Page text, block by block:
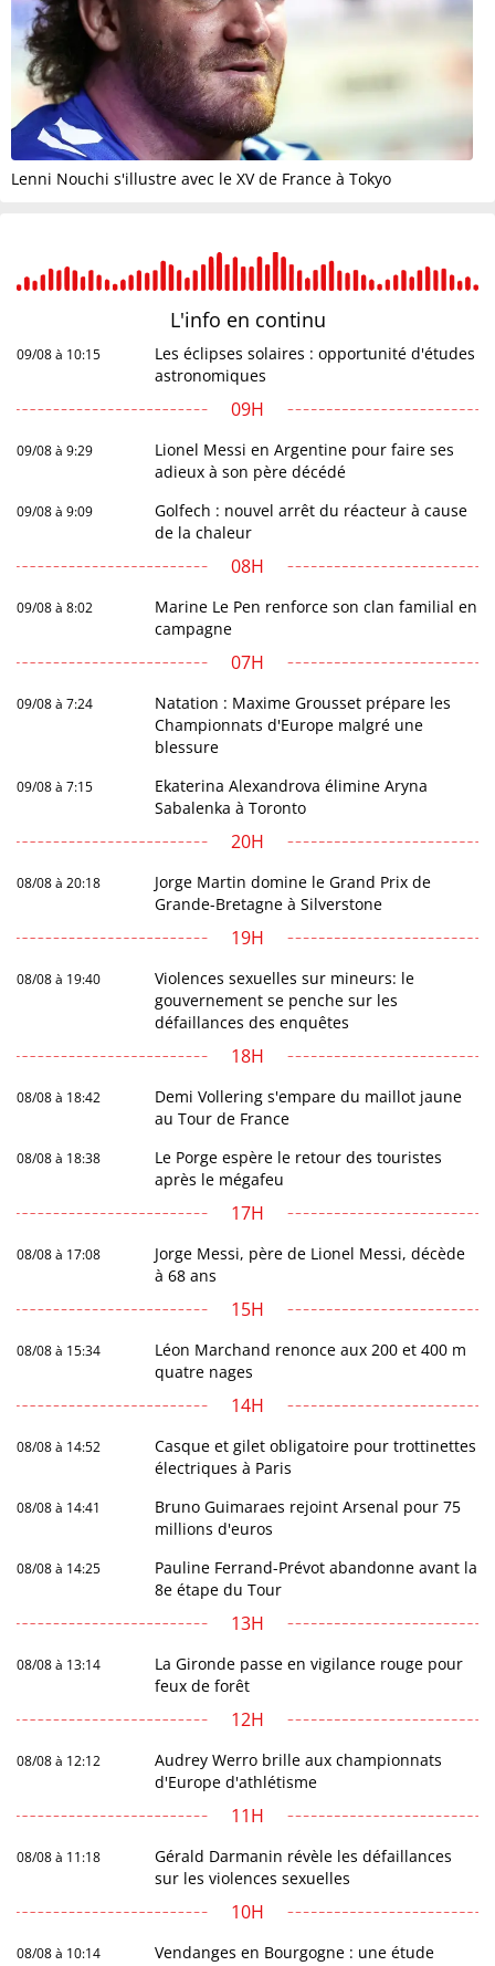
Lenni Nouchi s'illustre avec le XV de France à Tokyo
L'info en continu
09/08 à 10:15
Les éclipses solaires : opportunité d'études
astronomiques
09H
09/08 à 9:29
Lionel Messi en Argentine pour faire ses
adieux à son père décédé
09/08 à 9:09
Golfech : nouvel arrêt du réacteur à cause
de la chaleur
08H
09/08 à 8:02
Marine Le Pen renforce son clan familial en
campagne
07H
09/08 à 7:24
Natation : Maxime Grousset prépare les
Championnats d'Europe malgré une
blessure
09/08 à 7:15
Ekaterina Alexandrova élimine Aryna
Sabalenka à Toronto
20H
08/08 à 20:18
Jorge Martin domine le Grand Prix de
Grande-Bretagne à Silverstone
19H
08/08 à 19:40
Violences sexuelles sur mineurs: le
gouvernement se penche sur les
défaillances des enquêtes
18H
08/08 à 18:42
Demi Vollering s'empare du maillot jaune
au Tour de France
08/08 à 18:38
Le Porge espère le retour des touristes
après le mégafeu
17H
08/08 à 17:08
Jorge Messi, père de Lionel Messi, décède
à 68 ans
15H
08/08 à 15:34
Léon Marchand renonce aux 200 et 400 m
quatre nages
14H
08/08 à 14:52
Casque et gilet obligatoire pour trottinettes
électriques à Paris
08/08 à 14:41
Bruno Guimaraes rejoint Arsenal pour 75
millions d'euros
08/08 à 14:25
Pauline Ferrand-Prévot abandonne avant la
8e étape du Tour
13H
08/08 à 13:14
La Gironde passe en vigilance rouge pour
feux de forêt
12H
08/08 à 12:12
Audrey Werro brille aux championnats
d'Europe d'athlétisme
11H
08/08 à 11:18
Gérald Darmanin révèle les défaillances
sur les violences sexuelles
10H
08/08 à 10:14
Vendanges en Bourgogne : une étude